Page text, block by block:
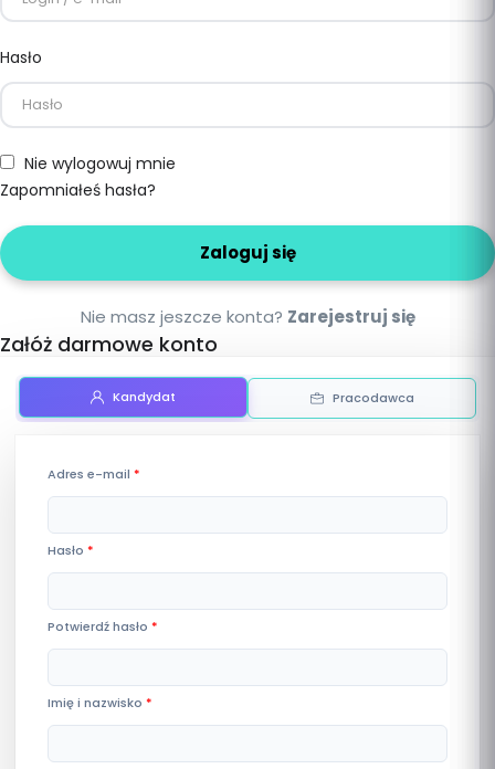
Hasło
Nie wylogowuj mnie
Zapomniałeś hasła?
Nie masz jeszcze konta? Zarejestruj się
Załóż darmowe konto
Kandydat Pracodawca
Adres e-mail *
Hasło *
Potwierdź hasło *
Imię i nazwisko *